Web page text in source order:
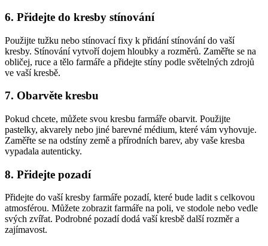
6. Přidejte do kresby stínování
Použijte tužku nebo stínovací fixy k přidání stínování do vaší
kresby. Stínování vytvoří dojem hloubky a rozměrů. Zaměřte se na
obličej, ruce a tělo farmáře a přidejte stíny podle světelných zdrojů
ve vaší kresbě.
7. Obarvěte kresbu
Pokud chcete, můžete svou kresbu farmáře obarvit. Použijte
pastelky, akvarely nebo jiné barevné médium, které vám vyhovuje.
Zaměřte se na odstíny země a přírodních barev, aby vaše kresba
vypadala autenticky.
8. Přidejte pozadí
Přidejte do vaší kresby farmáře pozadí, které bude ladit s celkovou
atmosférou. Můžete zobrazit farmáře na poli, ve stodole nebo vedle
svých zvířat. Podrobné pozadí dodá vaší kresbě další rozměr a
zajímavost.